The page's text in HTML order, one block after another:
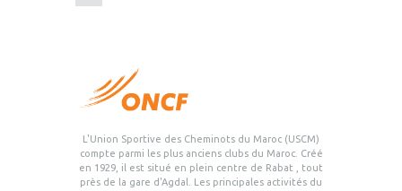
L'Union Sportive des Cheminots du Maroc (USCM)
compte parmi les plus anciens clubs du Maroc. Créé
en 1929, il est situé en plein centre de Rabat , tout
près de la gare d'Agdal. Les principales activités du